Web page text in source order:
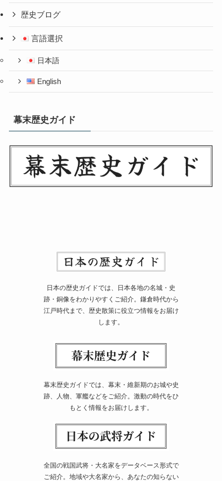
歴史ブログ
言語選択
日本語
English
幕末歴史ガイド
日本の歴史ガイドでは、日本各地の名城・史
跡・銅像をわかりやすくご紹介。鎌倉時代から
江戸時代まで、歴史散策に役立つ情報をお届け
します。
幕末歴史ガイドでは、幕末・維新期のお城や史
跡、人物、軍艦などをご紹介。激動の時代をひ
もとく情報をお届けします。
全国の戦国武将・大名家をデータベース形式で
ご紹介。地域や大名家から、あなたの知らない